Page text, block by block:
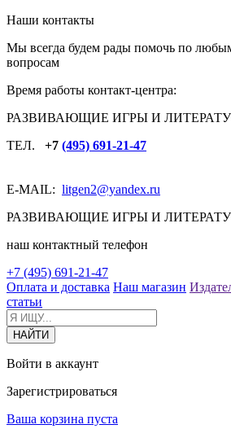
Наши контакты
Мы всегда будем рады помочь по
вопросам
Время работы контакт-центра:
РАЗВИВАЮЩИЕ ИГРЫ И
ТЕЛ. +7 (495) 691-21-47
E-MAIL: litgen2@yandex.ru
РАЗВИВАЮЩИЕ ИГРЫ И
наш контактный телефон
+7 (495) 691-21-47
Оплата и доставка Наш магазин
статьи
Войти в аккаунт
Зарегистрироваться
Ваша корзина пуста